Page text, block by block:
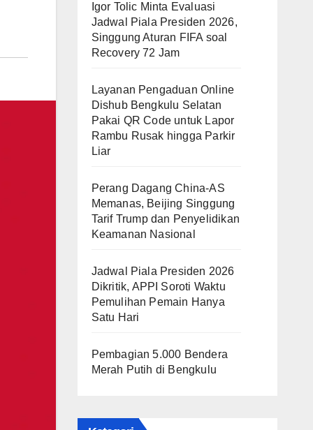
Igor Tolic Minta Evaluasi
Jadwal Piala Presiden 2026,
Singgung Aturan FIFA soal
Recovery 72 Jam
Layanan Pengaduan Online
Dishub Bengkulu Selatan
Pakai QR Code untuk Lapor
Rambu Rusak hingga Parkir
Liar
Perang Dagang China-AS
Memanas, Beijing Singgung
Tarif Trump dan Penyelidikan
Keamanan Nasional
Jadwal Piala Presiden 2026
Dikritik, APPI Soroti Waktu
Pemulihan Pemain Hanya
Satu Hari
Pembagian 5.000 Bendera
Merah Putih di Bengkulu